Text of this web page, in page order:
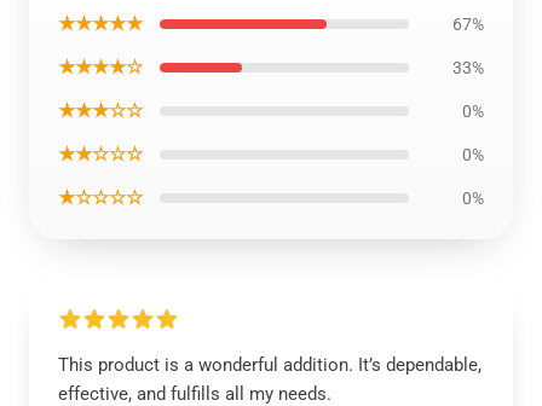
★★★★★ 67%
★★★★☆ 33%
★★★☆☆ 0%
★★☆☆☆ 0%
★☆☆☆☆ 0%
This product is a wonderful addition. It’s dependable,
effective, and fulfills all my needs.